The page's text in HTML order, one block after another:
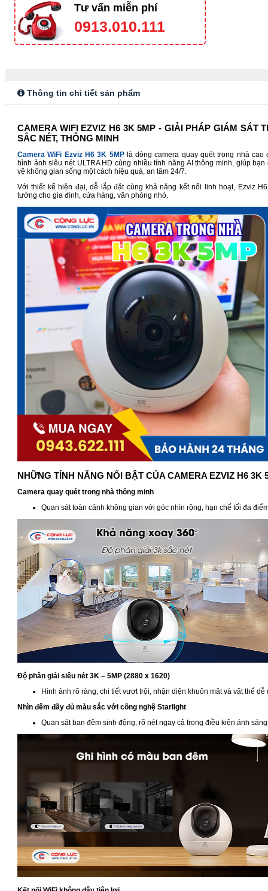
Tư vấn miễn phí
0913.010.111
Thông tin chi tiết sản phẩm
CAMERA WIFI EZVIZ H6 3K 5MP - GIẢI PHÁP GIÁM SÁT
SẮC NÉT, THÔNG MINH
Camera WiFi Ezviz H6 3K 5MPlà dòng camera quay quét trong nhà cao
hình ảnh siêu nét ULTRA HD cùng nhiều tính năng AI thông minh, giúp
vệ không gian sống một cách hiệu quả, an tâm 24/7.
Với thiết kế hiện đại, dễ lắp đặt cùng khả năng kết nối linh hoạt, Ezviz
tưởng cho gia đình, cửa hàng, văn phòng nhỏ.
NHỮNG TÍNH NĂNG NỔI BẬT CỦA CAMERA EZVIZ H6 3K
Camera quay quét trong nhà thông minh
Quan sát toàn cảnh không gian với góc nhìn rộng, hạn chế tối đa
Độ phân giải siêu nét 3K – 5MP (2880 x 1620)
Hình ảnh rõ ràng, chi tiết vượt trội, nhận diện khuôn mặt và vật thể dễ
Nhìn đêm đầy đủ màu sắc với công nghệ Starlight
Quan sát ban đêm sinh động, rõ nét ngay cả trong điều kiện ánh